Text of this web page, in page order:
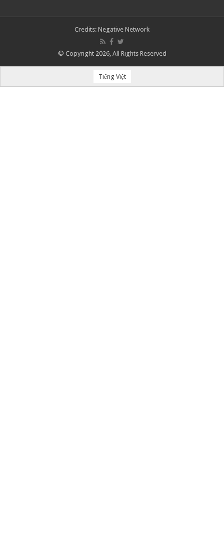
Credits: Negative Network
© Copyright 2026, All Rights Reserved
Tiếng Việt